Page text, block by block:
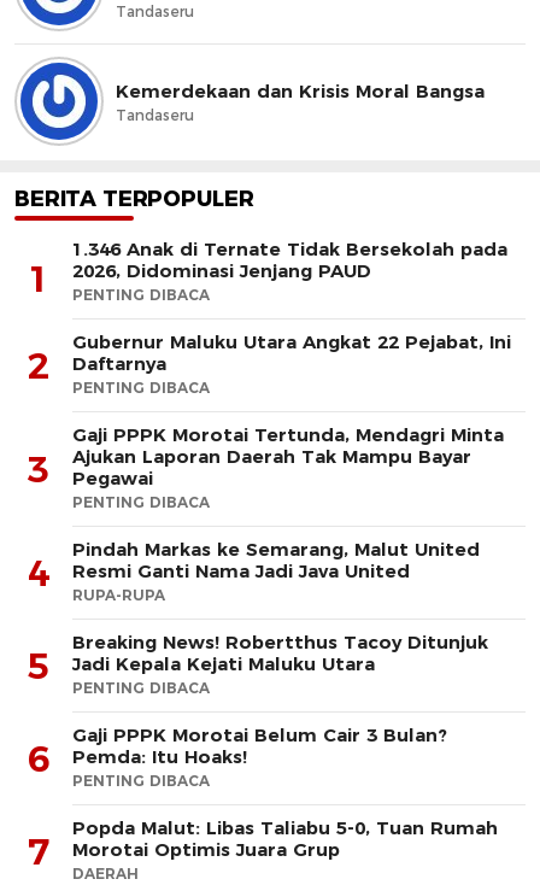
Tandaseru
Kemerdekaan dan Krisis Moral Bangsa
Tandaseru
BERITA TERPOPULER
1
1.346 Anak di Ternate Tidak Bersekolah pada
2026, Didominasi Jenjang PAUD
PENTING DIBACA
2
Gubernur Maluku Utara Angkat 22 Pejabat, Ini
Daftarnya
PENTING DIBACA
3
Gaji PPPK Morotai Tertunda, Mendagri Minta
Ajukan Laporan Daerah Tak Mampu Bayar
Pegawai
PENTING DIBACA
4
Pindah Markas ke Semarang, Malut United
Resmi Ganti Nama Jadi Java United
RUPA-RUPA
5
Breaking News! Robertthus Tacoy Ditunjuk
Jadi Kepala Kejati Maluku Utara
PENTING DIBACA
6
Gaji PPPK Morotai Belum Cair 3 Bulan?
Pemda: Itu Hoaks!
PENTING DIBACA
7
Popda Malut: Libas Taliabu 5-0, Tuan Rumah
Morotai Optimis Juara Grup
DAERAH